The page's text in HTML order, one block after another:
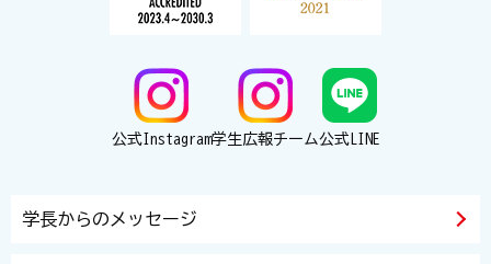
公式Instagram学生広報チーム公式LINE
学長からのメッセージ